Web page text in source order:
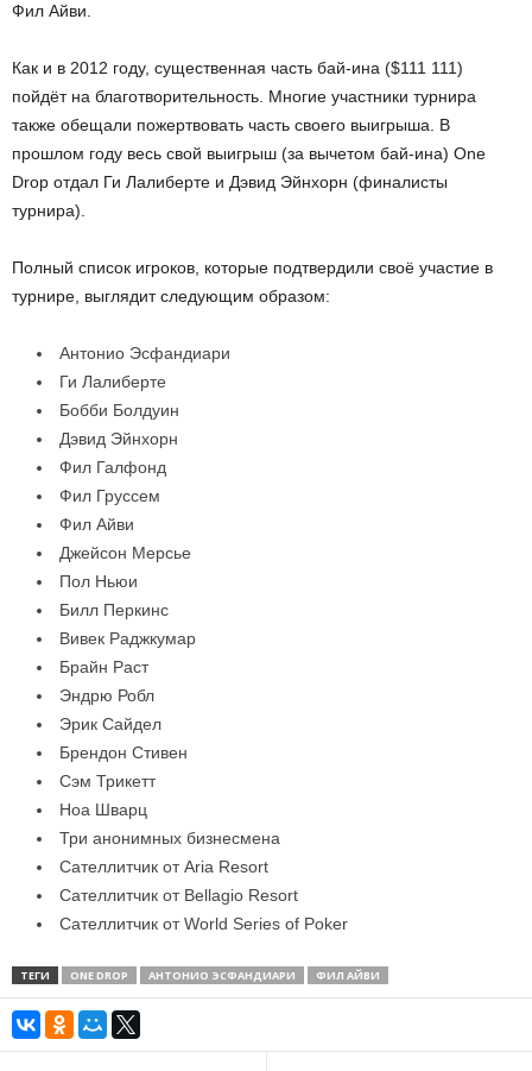
Фил Айви.
Как и в 2012 году, существенная часть бай-ина ($111 111)
пойдёт на благотворительность. Многие участники турнира
также обещали пожертвовать часть своего выигрыша. В
прошлом году весь свой выигрыш (за вычетом бай-ина) One
Drop отдал Ги Лалиберте и Дэвид Эйнхорн (финалисты
турнира).
Полный список игроков, которые подтвердили своё участие в
турнире, выглядит следующим образом:
Антонио Эсфандиари
Ги Лалиберте
Бобби Болдуин
Дэвид Эйнхорн
Фил Галфонд
Фил Груссем
Фил Айви
Джейсон Мерсье
Пол Ньюи
Билл Перкинс
Вивек Раджкумар
Брайн Раст
Эндрю Робл
Эрик Сайдел
Брендон Стивен
Сэм Трикетт
Ноа Шварц
Три анонимных бизнесмена
Сателлитчик от Aria Resort
Сателлитчик от Bellagio Resort
Сателлитчик от World Series of Poker
ТЕГИ ONE DROP АНТОНИО ЭСФАНДИАРИ ФИЛ АЙВИ